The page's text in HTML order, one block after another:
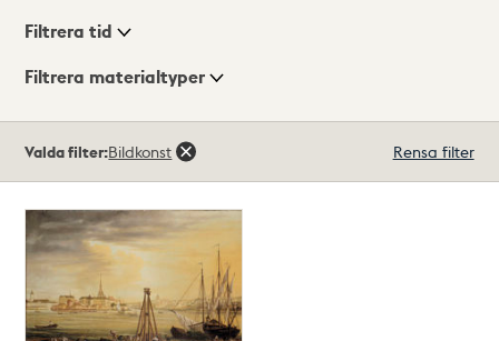
Visningsläge
Filtrera tid
Filtrera materialtyper
träffar
Valda filter:Bildkonst Rensa filter